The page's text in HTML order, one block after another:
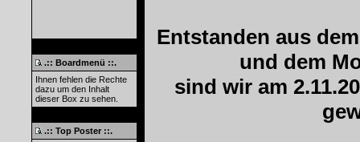
.:: Boardmenü ::.
Ihnen fehlen die Rechte
dazu um den Inhalt
dieser Box zu sehen.
.:: Top Poster ::.
Entstanden aus
und dem
sind wir am